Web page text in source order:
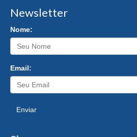
Newsletter
Nome:
Email:
Enviar